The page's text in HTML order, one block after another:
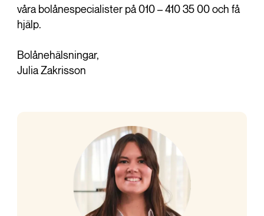
våra bolånespecialister på 010 – 410 35 00 och få
hjälp.
Bolånehälsningar,
Julia Zakrisson